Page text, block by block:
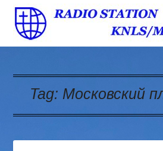
Tag: Московский